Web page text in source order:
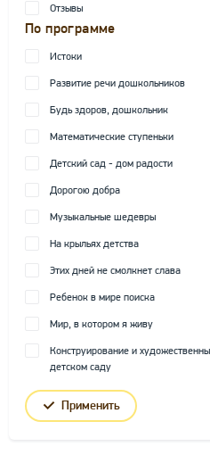
Отзывы
По программе
Истоки
Развитие речи дошкольников
Будь здоров, дошкольник
Математические ступеньки
Детский сад - дом радости
Дорогою добра
Музыкальные шедевры
На крыльях детства
Этих дней не смолкнет слава
Ребенок в мире поиска
Мир, в котором я живу
Конструирование и
детском саду
Применить